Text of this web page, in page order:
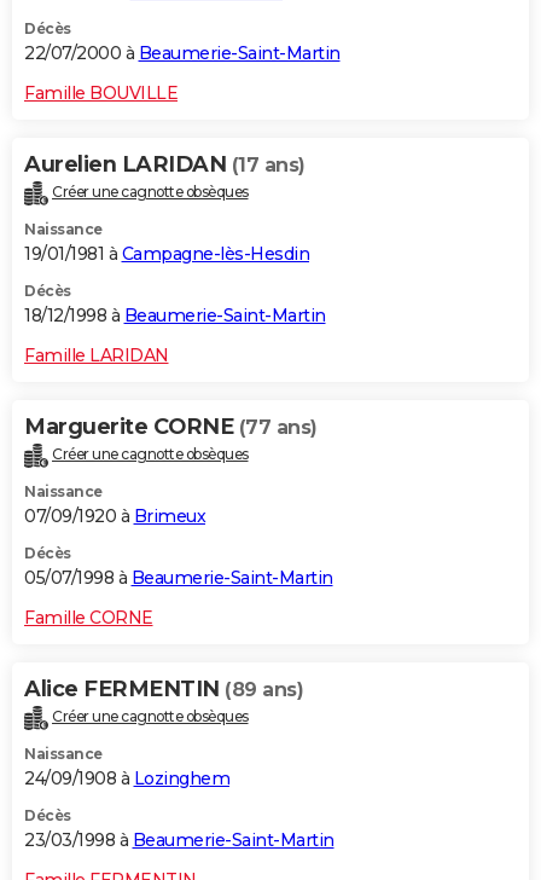
Décès
22/07/2000 à Beaumerie-Saint-Martin
Famille BOUVILLE
Aurelien LARIDAN (17 ans)
Créer une cagnotte obsèques
Naissance
19/01/1981 à Campagne-lès-Hesdin
Décès
18/12/1998 à Beaumerie-Saint-Martin
Famille LARIDAN
Marguerite CORNE (77 ans)
Créer une cagnotte obsèques
Naissance
07/09/1920 à Brimeux
Décès
05/07/1998 à Beaumerie-Saint-Martin
Famille CORNE
Alice FERMENTIN (89 ans)
Créer une cagnotte obsèques
Naissance
24/09/1908 à Lozinghem
Décès
23/03/1998 à Beaumerie-Saint-Martin